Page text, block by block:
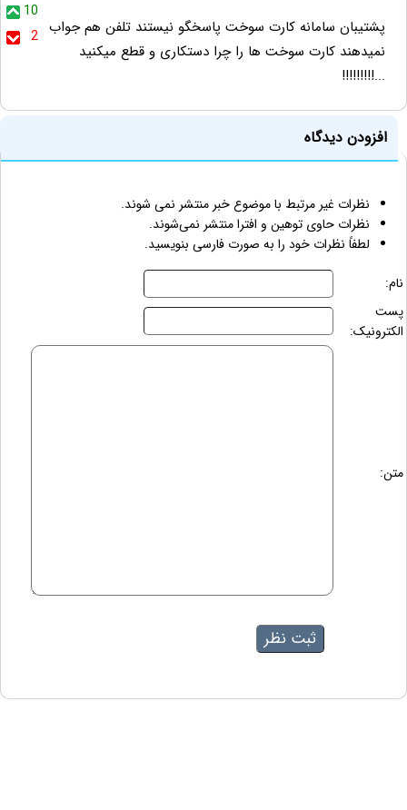
10
2 پشتیبان سامانه کارت سوخت پاسخگو نیستند تلفن هم جواب
نمیدهند کارت سوخت ها را چرا دستکاری و قطع میکنید
...!!!!!!!!!
افزودن دیدگاه
نظرات غیر مرتبط با موضوع خبر منتشر نمی شوند.
نظرات حاوی توهین و افترا منتشر نمی‌شوند.
لطفاً نظرات خود را به صورت فارسی بنویسید.
نام:
پست
الکترونیک:
متن: